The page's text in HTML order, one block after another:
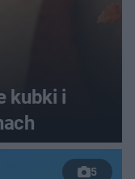
kubki i
5